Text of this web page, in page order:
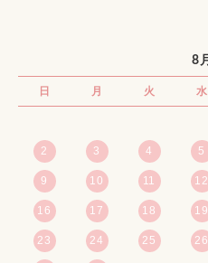
8月
日 月 火 水
2 3 4 5
9 10 11 12
16 17 18 19
23 24 25 26